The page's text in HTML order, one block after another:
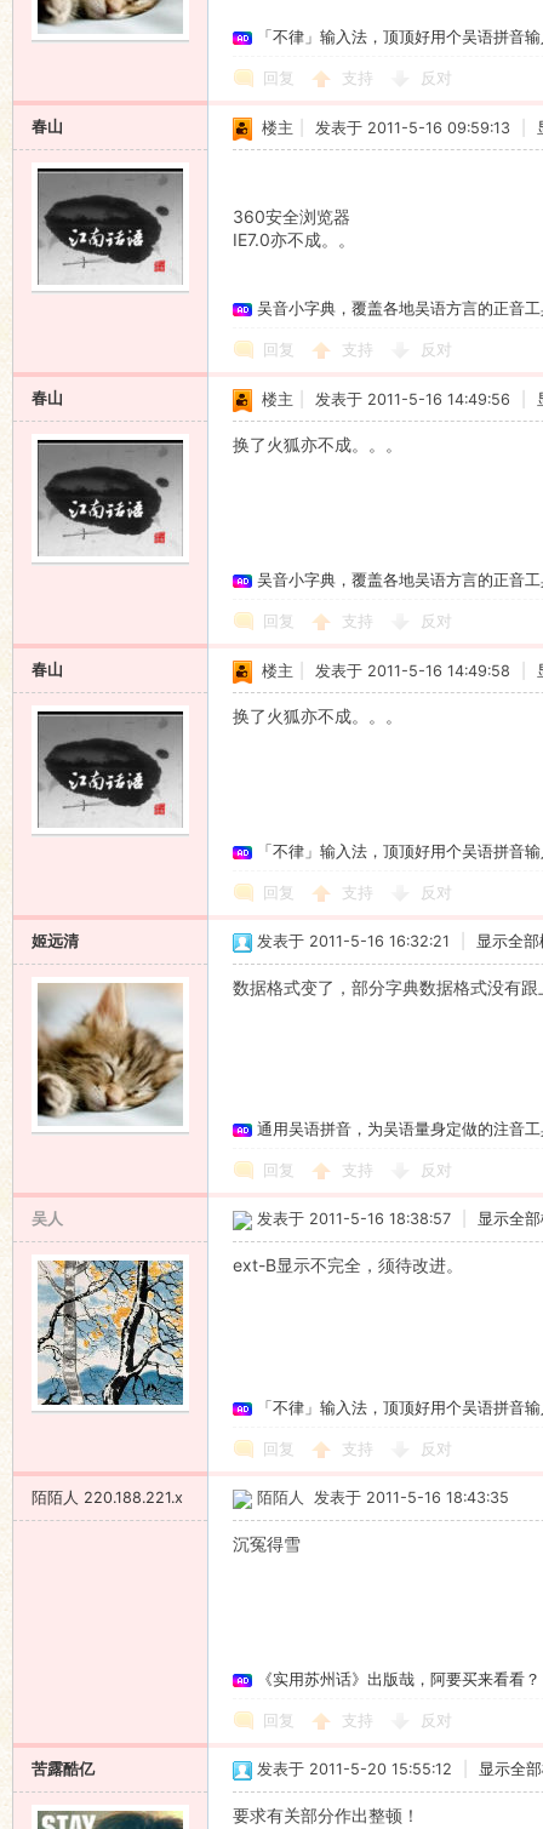
「不律」输入法，顶顶好用个吴语拼音
回复 支持 反对
春山 楼主 发表于 2011-5-16 09:59:13
360安全浏览器
IE7.0亦不成。。
吴音小字典，覆盖各地吴语方言的正音
回复 支持 反对
春山 楼主 发表于 2011-5-16 14:49:56
换了火狐亦不成。。。
吴音小字典，覆盖各地吴语方言的正音
回复 支持 反对
春山 楼主 发表于 2011-5-16 14:49:58
换了火狐亦不成。。。
「不律」输入法，顶顶好用个吴语拼音
回复 支持 反对
姬远清 发表于 2011-5-16 16:32:21 显示全部
数据格式变了，部分字典数据格式没有
通用吴语拼音，为吴语量身定做的注音
回复 支持 反对
吴人 发表于 2011-5-16 18:38:57 显示全
ext-B显示不完全，须待改进。
「不律」输入法，顶顶好用个吴语拼音
回复 支持 反对
陌陌人 220.188.221.x 陌陌人 发表于 2011-5-16 18:43:35
沉冤得雪
《实用苏州话》出版哉，阿要买来看看？
回复 支持 反对
苦露酷亿 发表于 2011-5-20 15:55:12 显示全
要求有关部分作出整顿！